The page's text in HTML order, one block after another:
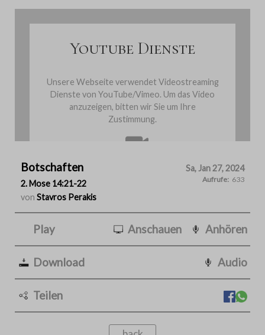
Youtube Dienste
Unsere Webseite verwendet Videostreaming
Dienste von YouTube/Vimeo. Um das Video
anzuzeigen, bitten wir Sie um Ihre
Zustimmung.
Cookies einmalig akzeptieren Sa, Jan 27, 2024
Aufrufe: 633
Botschaften
2. Mose 14:21-22
von Stavros Perakis
Anschauen Anhören
Play
Audio
Download
Teilen